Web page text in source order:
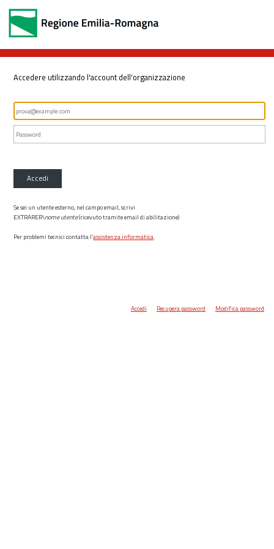
Accedere utilizzando l'account dell'organizzazione
Accedi
Se sei un utente esterno, nel campo email, scrivi
EXTRARER\nome utente(ricevuto tramite email di abilitazione)
Per problemi tecnici contatta l’assistenza informatica.
Accedi Recupera password Modifica password